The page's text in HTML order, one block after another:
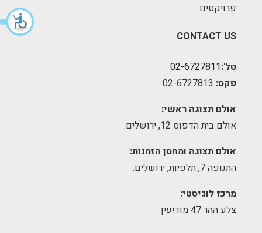
פרויקטים
CONTACT US
טל':02-6727811
פקס:
אולם תצוגה ראשי:
אולם בית הדפוס 12, ירושלים.
אולם תצוגה ומחסן הזמנות:
התנופה 7, תלפיות, ירושלים.
מרכז לוגיסטי:
צלע ההר 47 מודיעין